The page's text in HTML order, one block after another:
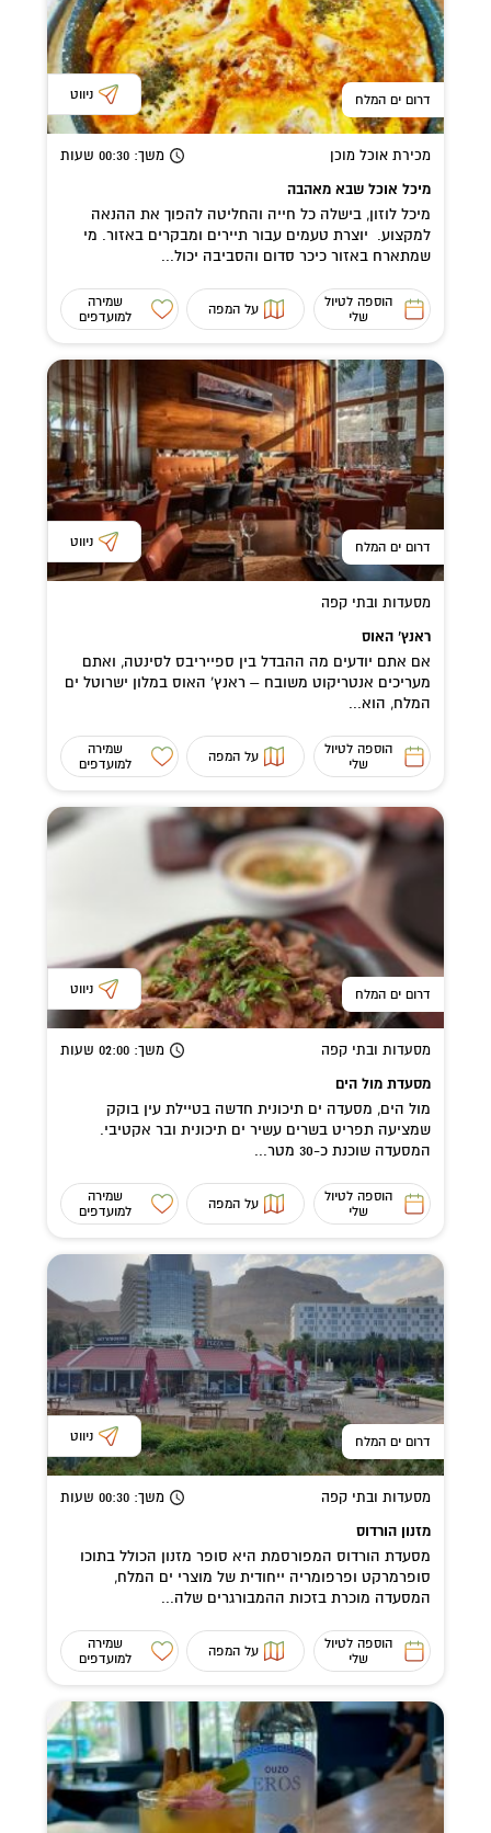
דרום ים המלח ניווט
מכירת אוכל מוכן משך: 00:30 שעות
מיכל אוכל שבא מאהבה
מיכל לוזון, בישלה כל חייה והחליטה להפוך את ההנאה
למקצוע. יוצרת טעמים עבור תיירים ומבקרים באזור. מי
שמתארח באזור כיכר סדום והסביבה יכול...
הוספה לטיול
שלי
על המפה
שמירה
למועדפים
דרום ים המלח ניווט
מסעדות ובתי קפה
ראנץ’ האוס
אם אתם יודעים מה ההבדל בין ספייריבס לסינטה, ואתם
מעריכים אנטריקוט משובח – ראנץ’ האוס במלון ישרוטל ים
המלח, הוא...
הוספה לטיול
שלי
על המפה
שמירה
למועדפים
דרום ים המלח ניווט
מסעדות ובתי קפה משך: 02:00 שעות
מסעדת מול הים
מול הים, מסעדה ים תיכונית חדשה בטיילת עין בוקק
שמציעה תפריט בשרים עשיר ים תיכונית ובר אקטיבי.
המסעדה שוכנת כ-30 מטר...
הוספה לטיול
שלי
על המפה
שמירה
למועדפים
דרום ים המלח ניווט
מסעדות ובתי קפה משך: 00:30 שעות
מזנון הורדוס
מסעדת הורדוס המפורסמת היא סופר מזנון הכולל בתוכו
סופרמרקט ופרפומריה ייחודית של מוצרי ים המלח,
המסעדה מוכרת בזכות ההמבורגרים שלה...
הוספה לטיול
שלי
על המפה
שמירה
למועדפים